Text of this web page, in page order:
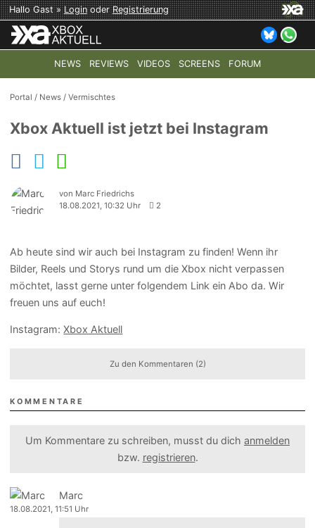
Hallo Gast »LoginoderRegistrierung
NEWS REVIEWS VIDEOS SCREENS FORUM
TOP-THEMEN: COD: MODERN WARFARE 4 HALO:
Portal / News /Vermischtes
Xbox Aktuell ist jetzt bei Instagram
von Marc Friedrichs
18.08.2021, 10:32 Uhr
2
Ab heute sind wir auch bei Instagram zu finden! Wenn ihr
Bilder, Reels und Storys rund um die Xbox nicht verpassen
möchtet, lasst gerne unter folgendem Link ein Abo da. Wir
freuen uns auf euch!
Instagram:Xbox Aktuell
Zu den Kommentaren (2)
KOMMENTARE
Um Kommentare zu schreiben, musst du dich anmelden
bzw. registrieren.
Marc
18.08.2021, 11:51 Uhr